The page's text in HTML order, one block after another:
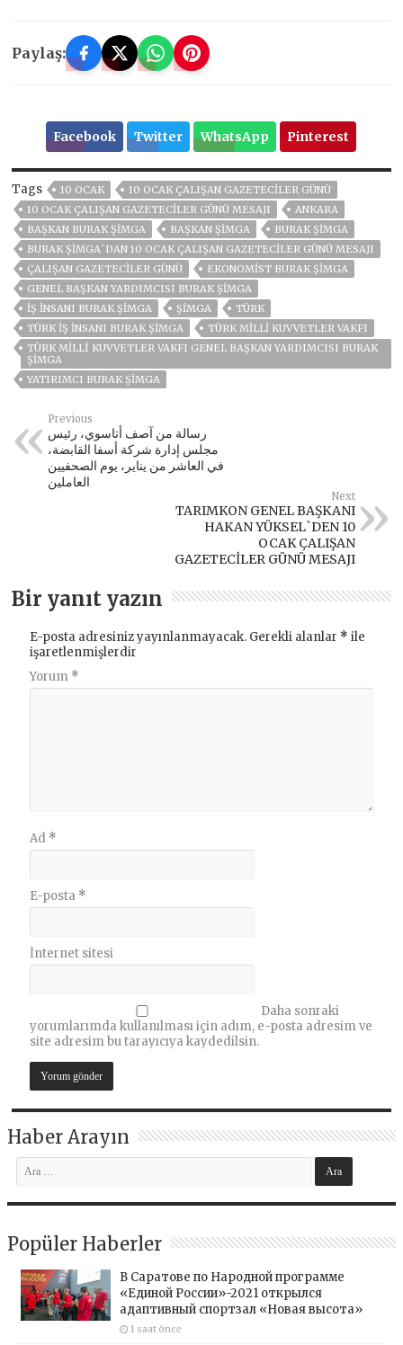
Paylaş:
Facebook Twitter WhatsApp Pinterest
Tags 10 OCAK
10 OCAK ÇALIŞAN GAZETECILER GÜNÜ
10 OCAK ÇALIŞAN GAZETECILER GÜNÜ MESAJI
ANKARA
BAŞKAN BURAK ŞİMGA
BAŞKAN ŞİMGA
BURAK ŞİMGA
BURAK ŞİMGA`DAN 10 OCAK ÇALIŞAN GAZETECİLER GÜNÜ MESAJI
ÇALIŞAN GAZETECILER GÜNÜ
EKONOMIST BURAK ŞIMGA
GENEL BAŞKAN YARDIMCISI BURAK ŞİMGA
IŞ INSANI BURAK ŞİMGA
ŞİMGA
TÜRK
TÜRK İŞ İNSANI BURAK ŞIMGA
TÜRK MILLI KUVVETLER VAKFI
TÜRK MILLÎ KUVVETLER VAKFI GENEL BAŞKAN YARDIMCISI BURAK
ŞİMGA
YATIRIMCI BURAK ŞIMGA
Previous
رسالة من آصف أتاسوي، رئيس
مجلس إدارة شركة أسفا القابضة،
في العاشر من يناير، يوم الصحفيين
العاملين
Next
TARIMKON GENEL BAŞKANI
HAKAN YÜKSEL`DEN 10
OCAK ÇALIŞAN
GAZETECİLER GÜNÜ MESAJI
Bir yanıt yazın
E-posta adresiniz yayınlanmayacak. Gerekli alanlar * ile
işaretlenmişlerdir
Yorum *
Ad *
E-posta *
İnternet sitesi
Daha sonraki
yorumlarımda kullanılması için adım, e-posta adresim ve
site adresim bu tarayıcıya kaydedilsin.
Haber Arayın
Popüler Haberler
В Саратове по Народной программе
«Единой России»-2021 открылся
адаптивный спортзал «Новая высота»
1 saat önce